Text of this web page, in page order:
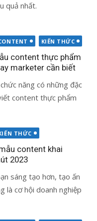
quả nhất.
KIẾN THỨC
content thực phẩm
marketer cần biết
năng có những đặc
content thực phẩm
THỨC
content khai
2023
sáng tạo hơn, tạo ấn
là cơ hội doanh nghiệp